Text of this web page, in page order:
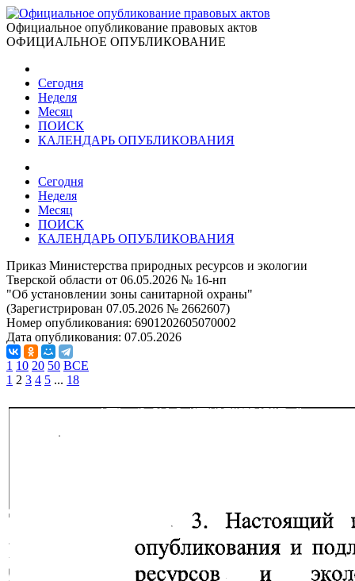
Официальное опубликование правовых актов
ОФИЦИАЛЬНОЕ ОПУБЛИКОВАНИЕ
Сегодня
Неделя
Месяц
ПОИСК
КАЛЕНДАРЬ ОПУБЛИКОВАНИЯ
Сегодня
Неделя
Месяц
ПОИСК
КАЛЕНДАРЬ ОПУБЛИКОВАНИЯ
Приказ Министерства природных ресурсов и экологии
Тверской области от 06.05.2026 № 16-нп
"Об установлении зоны санитарной охраны"
(Зарегистрирован 07.05.2026 № 2662607)
Номер опубликования: 6901202605070002
Дата опубликования: 07.05.2026
1 10 20 50 ВСЕ
1 2 3 4 5 ... 18